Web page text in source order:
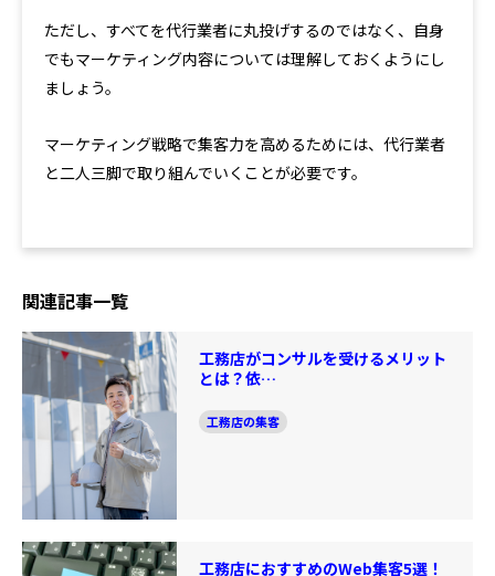
ただし、すべてを代行業者に丸投げするのではなく、自身
でもマーケティング内容については理解しておくようにし
ましょう。
マーケティング戦略で集客力を高めるためには、代行業者
と二人三脚で取り組んでいくことが必要です。
関連記事一覧
工務店がコンサルを受けるメリット
とは？依…
工務店の集客
工務店におすすめのWeb集客5選！